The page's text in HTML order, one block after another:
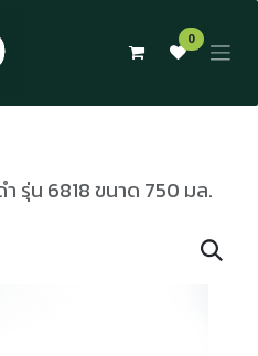
0
รุ่น 6818 ขนาด 750 มล.